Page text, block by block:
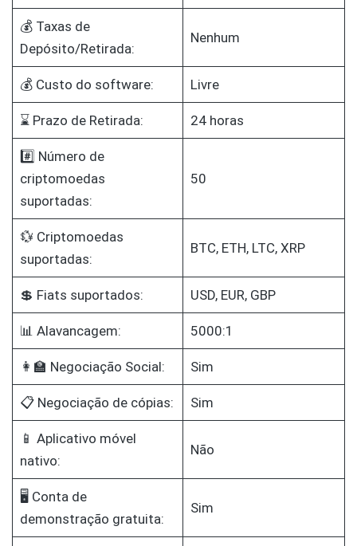
💰 Taxas de
Depósito/Retirada:
Nenhum
💰 Custo do software: Livre
⌛ Prazo de Retirada: 24 horas
#️⃣ Número de
criptomoedas
suportadas:
50
💱 Criptomoedas
suportadas:
BTC, ETH, LTC, XRP
💲 Fiats suportados: USD, EUR, GBP
📊 Alavancagem: 5000:1
👩‍🏫 Negociação Social: Sim
📋 Negociação de cópias: Sim
📱 Aplicativo móvel
nativo:
Não
🖥️ Conta de
demonstração gratuita:
Sim